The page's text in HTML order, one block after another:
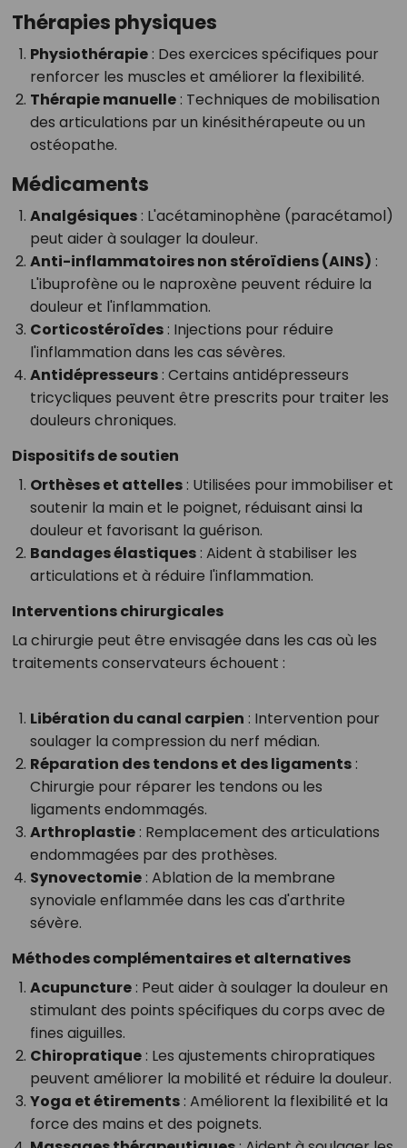
Thérapies physiques
Physiothérapie: Des exercices spécifiques pour
renforcer les muscles et améliorer la flexibilité.
Thérapie manuelle: Techniques de mobilisation
des articulations par un kinésithérapeute ou un
ostéopathe.
Médicaments
Analgésiques: L'acétaminophène (paracétamol)
peut aider à soulager la douleur.
Anti-inflammatoires non stéroïdiens (AINS) :
L'ibuprofène ou le naproxène peuvent réduire la
douleur et l'inflammation.
Corticostéroïdes: Injections pour réduire
l'inflammation dans les cas sévères.
Antidépresseurs: Certains antidépresseurs
tricycliques peuvent être prescrits pour traiter les
douleurs chroniques.
Dispositifs de soutien
Orthèses et attelles: Utilisées pour immobiliser et
soutenir la main et le poignet, réduisant ainsi la
douleur et favorisant la guérison.
Bandages élastiques: Aident à stabiliser les
articulations et à réduire l'inflammation.
Interventions chirurgicales
La chirurgie peut être envisagée dans les cas où les
traitements conservateurs échouent :
Libération du canal carpien : Intervention pour
soulager la compression du nerf médian.
Réparation des tendons et des ligaments:
Chirurgie pour réparer les tendons ou les
ligaments endommagés.
Arthroplastie: Remplacement des articulations
endommagées par des prothèses.
Synovectomie: Ablation de la membrane
synoviale enflammée dans les cas d'arthrite
sévère.
Méthodes complémentaires et alternatives
Acupuncture: Peut aider à soulager la douleur en
stimulant des points spécifiques du corps avec de
fines aiguilles.
Chiropratique: Les ajustements chiropratiques
peuvent améliorer la mobilité et réduire la douleur.
Yoga et étirements: Améliorent la flexibilité et la
force des mains et des poignets.